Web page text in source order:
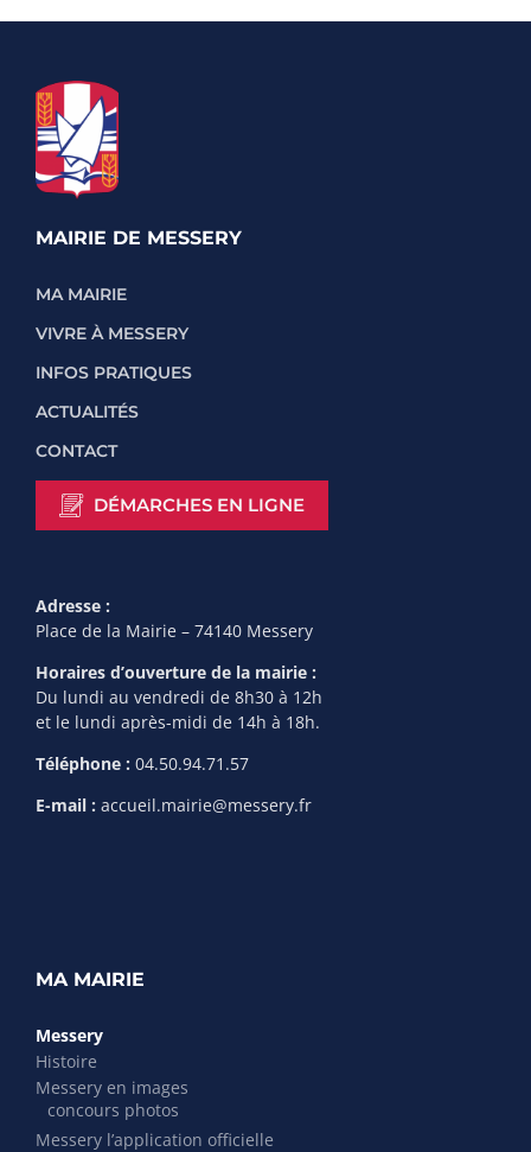
MAIRIE DE MESSERY
MA MAIRIE
VIVRE À MESSERY
INFOS PRATIQUES
ACTUALITÉS
CONTACT
DÉMARCHES EN LIGNE
Adresse :
Place de la Mairie – 74140 Messery
Horaires d’ouverture de la mairie :
Du lundi au vendredi de 8h30 à 12h
et le lundi après-midi de 14h à 18h.
Téléphone : 04.50.94.71.57
E-mail : accueil.mairie@messery.fr
MA MAIRIE
Messery
Histoire
Messery en images
concours photos
Messery l’application officielle